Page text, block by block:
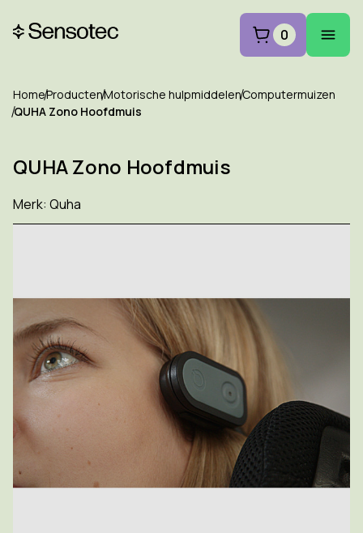
0
HomeProductenMotorische hulpmiddelenComputermuizen
QUHA Zono Hoofdmuis
QUHA Zono Hoofdmuis
Merk: Quha